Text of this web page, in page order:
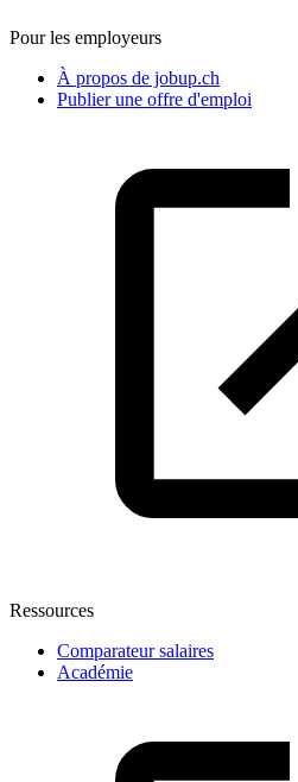
Pour les employeurs
À propos de jobup.ch
Publier une offre d'emploi
Ressources
Comparateur salaires
Académie